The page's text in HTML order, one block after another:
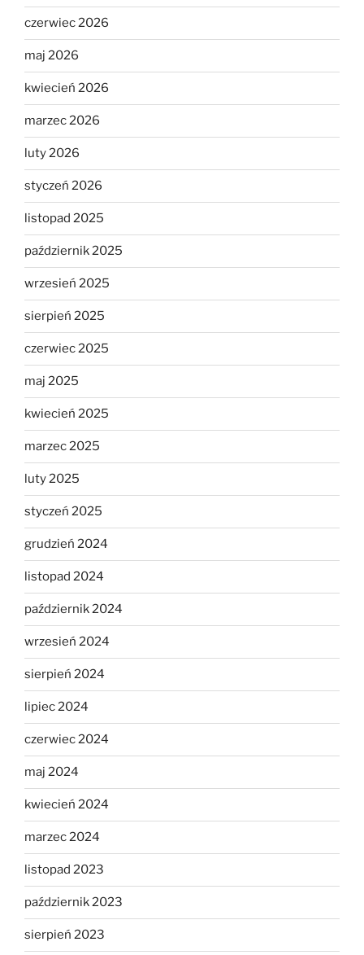
czerwiec 2026
maj 2026
kwiecień 2026
marzec 2026
luty 2026
styczeń 2026
listopad 2025
październik 2025
wrzesień 2025
sierpień 2025
czerwiec 2025
maj 2025
kwiecień 2025
marzec 2025
luty 2025
styczeń 2025
grudzień 2024
listopad 2024
październik 2024
wrzesień 2024
sierpień 2024
lipiec 2024
czerwiec 2024
maj 2024
kwiecień 2024
marzec 2024
listopad 2023
październik 2023
sierpień 2023